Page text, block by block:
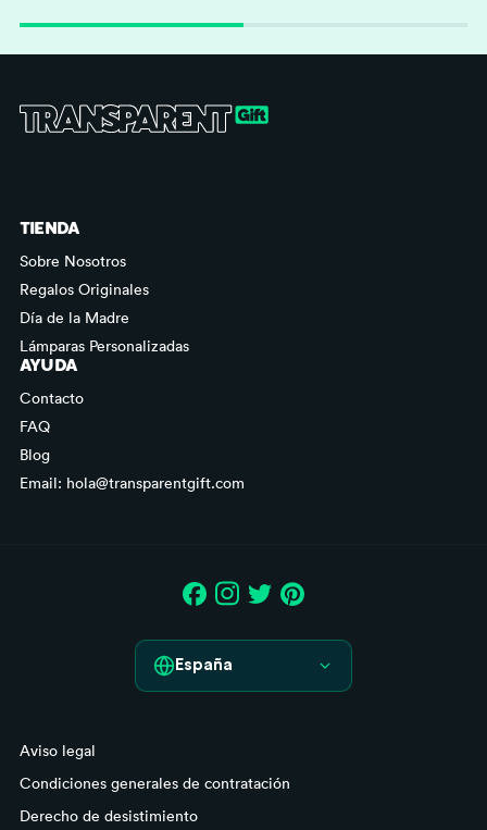
Abuelos Y Abuelas Profesores
TIENDA
Sobre Nosotros
Regalos Originales
Día de la Madre
Lámparas Personalizadas
AYUDA
Contacto
FAQ
Blog
Email: hola@transparentgift.com
España
Italia
Aviso legal
Condiciones generales de contratación
Derecho de desistimiento